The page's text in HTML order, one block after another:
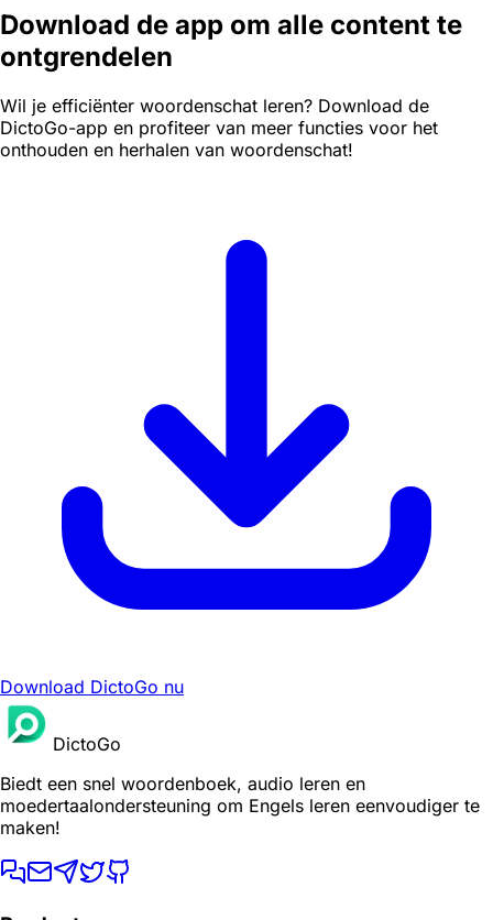
Download de app om alle content te
ontgrendelen
Wil je efficiënter woordenschat leren? Download de
DictoGo-app en profiteer van meer functies voor het
onthouden en herhalen van woordenschat!
Download DictoGo nu
DictoGo
Biedt een snel woordenboek, audio leren en
moedertaalondersteuning om Engels leren eenvoudiger te
maken!